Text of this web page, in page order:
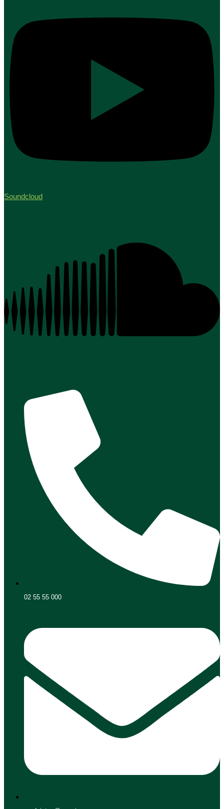
Soundcloud
02 55 55 000